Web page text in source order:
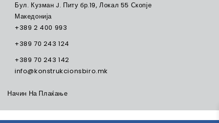
Бул. Кузман J. Питу бр.19, Локал 55 Скопје
Македонија
+389 2 400 993
+389 70 243 124
+389 70 243 142
info@konstrukcionsbiro.mk
Начин На Плаќање